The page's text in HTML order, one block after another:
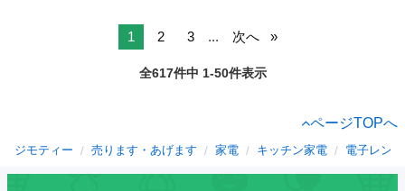
1 2 3 ... 次へ
全617件中 1-50件表示
ページTOPへ
ジモティー 売ります・あげます 家電 キッチン家電 電子レンジ